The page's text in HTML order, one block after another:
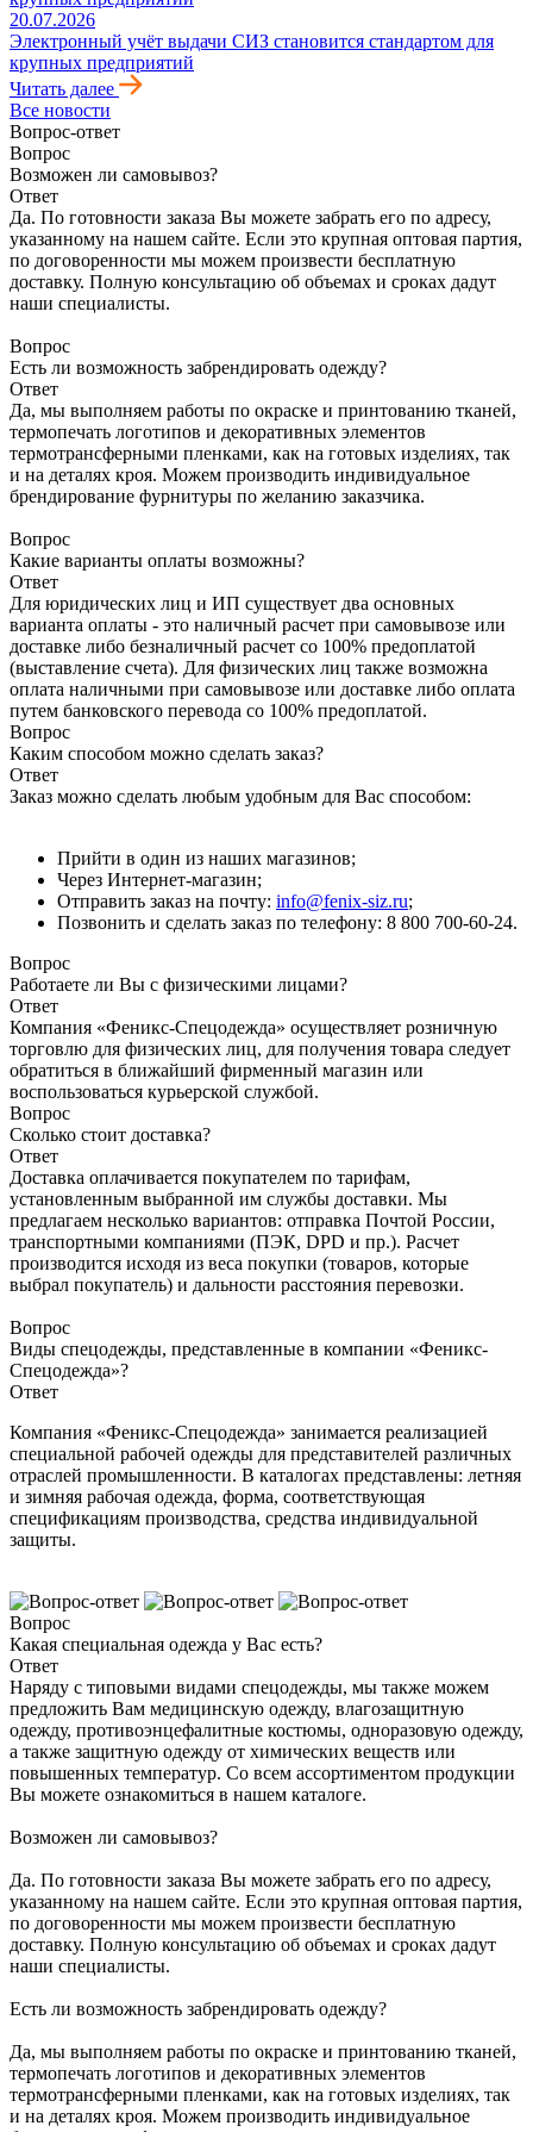
20.07.2026
Электронный учёт выдачи СИЗ становится стандартом для
крупных предприятий
Читать далее
Все новости
Вопрос-ответ
Вопрос
Возможен ли самовывоз?
Ответ
Да. По готовности заказа Вы можете забрать его по адресу,
указанному на нашем сайте. Если это крупная оптовая партия,
по договоренности мы можем произвести бесплатную
доставку. Полную консультацию об объемах и сроках дадут
наши специалисты.
Вопрос
Есть ли возможность забрендировать одежду?
Ответ
Да, мы выполняем работы по окраске и принтованию тканей,
термопечать логотипов и декоративных элементов
термотрансферными пленками, как на готовых изделиях, так
и на деталях кроя. Можем производить индивидуальное
брендирование фурнитуры по желанию заказчика.
Вопрос
Какие варианты оплаты возможны?
Ответ
Для юридических лиц и ИП существует два основных
варианта оплаты - это наличный расчет при самовывозе или
доставке либо безналичный расчет со 100% предоплатой
(выставление счета). Для физических лиц также возможна
оплата наличными при самовывозе или доставке либо оплата
путем банковского перевода со 100% предоплатой.
Вопрос
Каким способом можно сделать заказ?
Ответ
Заказ можно сделать любым удобным для Вас способом:
Прийти в один из наших магазинов;
Через Интернет-магазин;
Отправить заказ на почту: info@fenix-siz.ru;
Позвонить и сделать заказ по телефону: 8 800 700-60-24.
Вопрос
Работаете ли Вы с физическими лицами?
Ответ
Компания «Феникс-Спецодежда» осуществляет розничную
торговлю для физических лиц, для получения товара следует
обратиться в ближайший фирменный магазин или
воспользоваться курьерской службой.
Вопрос
Сколько стоит доставка?
Ответ
Доставка оплачивается покупателем по тарифам,
установленным выбранной им службы доставки. Мы
предлагаем несколько вариантов: отправка Почтой России,
транспортными компаниями (ПЭК, DPD и пр.). Расчет
производится исходя из веса покупки (товаров, которые
выбрал покупатель) и дальности расстояния перевозки.
Вопрос
Виды спецодежды, представленные в компании «Феникс-
Спецодежда»?
Ответ
Компания «Феникс-Спецодежда» занимается реализацией
специальной рабочей одежды для представителей различных
отраслей промышленности. В каталогах представлены: летняя
и зимняя рабочая одежда, форма, соответствующая
спецификациям производства, средства индивидуальной
защиты.
Вопрос
Какая специальная одежда у Вас есть?
Ответ
Наряду с типовыми видами спецодежды, мы также можем
предложить Вам медицинскую одежду, влагозащитную
одежду, противоэнцефалитные костюмы, одноразовую одежду,
а также защитную одежду от химических веществ или
повышенных температур. Со всем ассортиментом продукции
Вы можете ознакомиться в нашем каталоге.
Возможен ли самовывоз?
Да. По готовности заказа Вы можете забрать его по адресу,
указанному на нашем сайте. Если это крупная оптовая партия,
по договоренности мы можем произвести бесплатную
доставку. Полную консультацию об объемах и сроках дадут
наши специалисты.
Есть ли возможность забрендировать одежду?
Да, мы выполняем работы по окраске и принтованию тканей,
термопечать логотипов и декоративных элементов
термотрансферными пленками, как на готовых изделиях, так
и на деталях кроя. Можем производить индивидуальное